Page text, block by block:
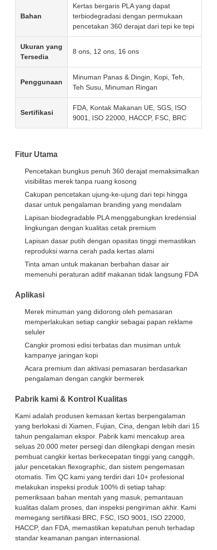
Beranda Produk
Tentang
Tur Pabrik
Bahan
Kertas bergaris PLA yang dapat
terbiodegradasi dengan permukaan
pencetakan 360 derajat dari tepi ke tepi
Ukuran yang
Tersedia
8 ons, 12 ons, 16 ons
Penggunaan
Minuman Panas & Dingin, Kopi, Teh,
Teh Susu, Minuman Ringan
Sertifikasi
FDA, Kontak Makanan UE, SGS, ISO
9001, ISO 22000, HACCP, FSC, BRC
Fitur Utama
Pencetakan bungkus penuh 360 derajat memaksimalkan
visibilitas merek tanpa ruang kosong
Cakupan pencetakan ujung-ke-ujung dari tepi hingga
dasar untuk pengalaman branding yang mendalam
Lapisan biodegradable PLA menggabungkan kredensial
lingkungan dengan kualitas cetak premium
Lapisan dasar putih dengan opasitas tinggi memastikan
reproduksi warna cerah pada kertas alami
Tinta aman untuk makanan berbahan dasar air
memenuhi peraturan aditif makanan tidak langsung FDA
Aplikasi
Merek minuman yang didorong oleh pemasaran
memperlakukan setiap cangkir sebagai papan reklame
seluler
Cangkir promosi edisi terbatas dan musiman untuk
kampanye jaringan kopi
Acara premium dan aktivasi pemasaran berdasarkan
pengalaman dengan cangkir bermerek
Pabrik kami & Kontrol Kualitas
Kami adalah produsen kemasan kertas berpengalaman
yang berlokasi di Xiamen, Fujian, Cina, dengan lebih dari 15
tahun pengalaman ekspor. Pabrik kami mencakup area
seluas 20.000 meter persegi dan dilengkapi dengan mesin
pembuat cangkir kertas berkecepatan tinggi yang canggih,
jalur pencetakan flexographic, dan sistem pengemasan
otomatis. Tim QC kami yang terdiri dari 10+ profesional
melakukan inspeksi produk 100% di setiap tahap:
pemeriksaan bahan mentah yang masuk, pemantauan
kualitas dalam proses, dan inspeksi pengiriman akhir. Kami
memegang sertifikasi BRC, FSC, ISO 9001, ISO 22000,
HACCP, dan FDA, memastikan kepatuhan penuh terhadap
standar keamanan pangan internasional.